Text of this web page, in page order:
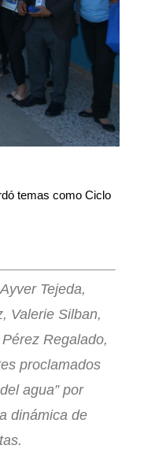
temas como Ciclo
Tejeda,
Valerie Silban,
Regalado,
proclamados
agua” por
dinámica de